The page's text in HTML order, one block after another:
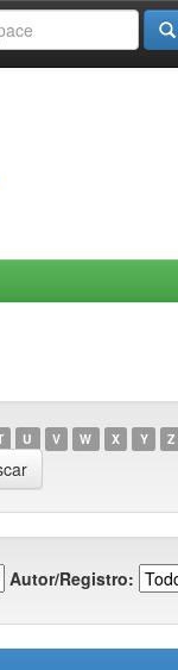
U V W X Y Z
Autor/Registro: